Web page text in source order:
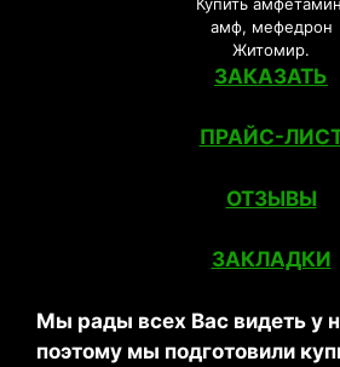
амф, мефедрон
Житомир.
ЗАКАЗАТЬ
ПРАЙС-
ОТЗЫВЫ
ЗАКЛАДКИ
Мы рады всех Вас видеть у
поэтому мы подготовили